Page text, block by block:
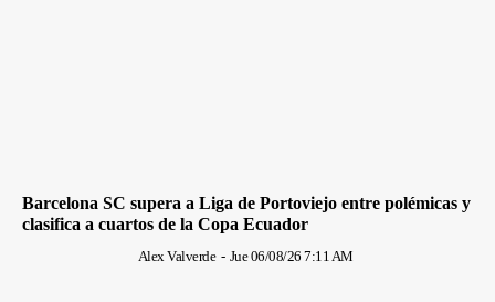
Barcelona SC supera a Liga de Portoviejo entre polémicas y
clasifica a cuartos de la Copa Ecuador
Alex Valverde - Jue 06/08/26 7:11 AM